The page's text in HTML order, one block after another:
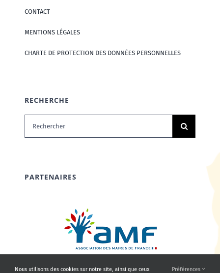
CONTACT
MENTIONS LÉGALES
CHARTE DE PROTECTION DES DONNÉES PERSONNELLES
RECHERCHE
Rechercher:
PARTENAIRES
Nous utilisons des cookies sur notre site, ainsi que ceux Préférences